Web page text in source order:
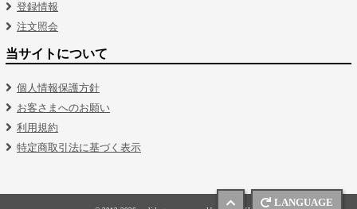
登録情報
注文照会
当サイトについて
個人情報保護方針
お客さまへのお願い
利用規約
特定商取引法に基づく表示
LANGUAGE